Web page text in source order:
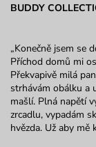
BUDDY
„Konečně jsem se
Příchod domů mi
Překvapivě milá
strhávám obálku a
mašlí. Plná napětí
zrcadlu, vypadám
hvězda. Už aby mě